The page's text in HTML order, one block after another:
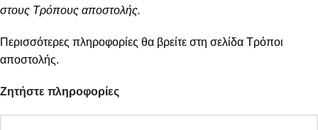
στους Τρόπους αποστολής.
Περισσότερες πληροφορίες θα βρείτε στη σελίδα Τρόποι
αποστολής.
Ζητήστε πληροφορίες